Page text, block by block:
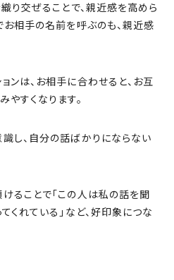
り交ぜることで、親近感を高めら
お相手の名前を呼ぶのも、親近感
ンは、お相手に合わせると、お互
やすくなります。
し、自分の話ばかりにならない
ることで「この人は私の話を聞
くれている」など、好印象につな